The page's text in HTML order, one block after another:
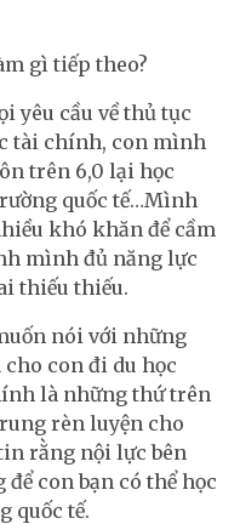
gì tiếp theo?
yêu cầu về thủ tục
tài chính, con mình
trên 6,0 lại học
quốc tế…Mình
khó khăn để cầm
mình đủ năng lực
thiếu thiếu.
nói với những
con đi du học
là những thứ trên
rèn luyện cho
rằng nội lực bên
con bạn có thể học
quốc tế.